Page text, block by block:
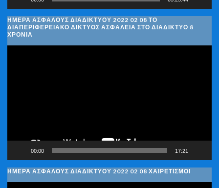
ΗΜΈΡΑ ΑΣΦΑΛΟΎΣ ΔΙΑΔΙΚΤΎΟΥ 2022 02 08 ΤΟ
ΔΙΑΠΕΡΙΦΕΡΕΙΑΚΌ ΔΊΚΤΥΟΣ ΑΣΦΆΛΕΙΑ ΣΤΟ ΔΙΑΔΊΚΤΥΟ 8
ΧΡΌΝΙΑ
00:00 17:21
ΗΜΈΡΑ ΑΣΦΑΛΟΎΣ ΔΙΑΔΙΚΤΎΟΥ 2022 02 08 ΧΑΙΡΕΤΙΣΜΟΊ